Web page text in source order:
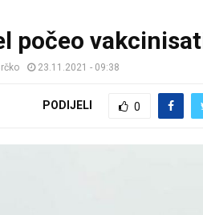
počeo
23.11.2021 - 09:38
PODIJELI 0